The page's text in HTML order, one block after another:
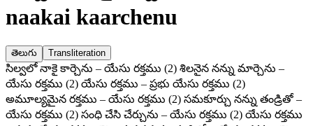
naakai kaarchenu
తెలుగు Transliteration
సిల్వలో నాకై కార్చెను – యేసు రక్తము (2) శిలనైన నన్ను మార్చెను –
యేసు రక్తము (2) యేసు రక్తము – ప్రభు యేసు రక్తము (2)
అమూల్యమైన రక్తము – యేసు రక్తము (2) సమకూర్చు నన్ను తండ్రితో –
యేసు రక్తము (2) సంధి చేసి చేర్చును – యేసు రక్తము (2) యేసు రక్తము